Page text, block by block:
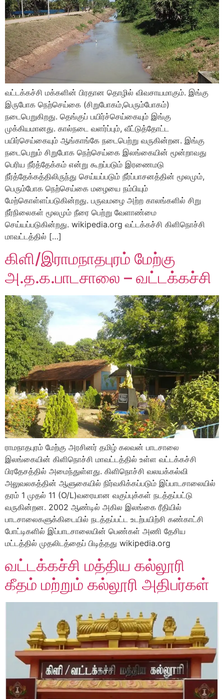
வட்டக்கச்சி மக்களின் பிரதான தொழில் விவசாயமாகும். இங்கு
இருபோக நெற்செய்கை (சிறுபோகம்,பெரும்போகம்)
நடைபெறுகிறது. தெங்குப் பயிர்ச்செய்கையும் இங்கு
முக்கியமானது. கால்நடை வளர்ப்பும், வீட்டுத்தோட்ட
பயிர்செய்கையும் ஆங்காங்கே நடைபெற்று வருகின்றன. இங்கு
நடைபெறும் சிறுபோக நெற்செய்கை இலங்கையின் மூன்றாவது
பெரிய நீர்த்தேக்கம் என்று கூறப்படும் இரணைமடு
நீர்த்தேக்கத்திலிருந்து செய்யப்படும் நீர்ப்பாசனத்தின் மூலமும்,
பெரும்போக நெற்செய்கை மழையை நம்பியும்
மேற்கொள்ளப்படுகின்றது. பருவமழை அற்ற காலங்களில் சிறு
நீர்நிலைகள் மூலமும் நீரை பெற்று வேளாண்மை
செய்யப்படுகின்றது. wikipedia.org வட்டக்கச்சி கிளிநொச்சி
மாவட்டத்தில் […]
கிளி/இராமநாதபுரம் மேற்கு
அ.த.க.பாடசாலை – வட்டக்கச்சி
ராமநாதபுரம் மேற்கு அரசினர் தமிழ் கலவன் பாடசாலை
இலங்கையின் கிளிநொச்சி மாவட்டத்தில் உள்ள வட்டக்கச்சி
பிரதேசத்தில் அமைந்துள்ளது. கிளிநொச்சி வலயக்கல்வி
அலுவலகத்தின் ஆளுகையில் நிர்வகிக்கப்படும் இப்பாடசாலையில்
தரம் 1 முதல் 11 (O/L)வரையான வகுப்புக்கள் நடத்தப்பட்டு
வருகின்றன. 2002 ஆண்டில் அகில இலங்கை ரீதியில்
பாடசாலைகளுக்கிடையில் நடத்தப்பட்ட உடற்பயிற்சி கண்காட்சி
போட்டிகளில் இப்பாடசாலையின் பெண்கள் அணி தேசிய
மட்டத்தில் முதலிடத்தைப் பிடித்தது wikipedia.org
வட்டக்கச்சி மத்திய கல்லூரி
கீதம் மற்றும் கல்லூரி அதிபர்கள்